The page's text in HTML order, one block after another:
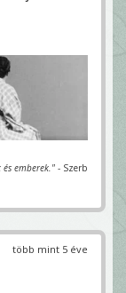
és emberek." - Szerb
több mint 5 éve